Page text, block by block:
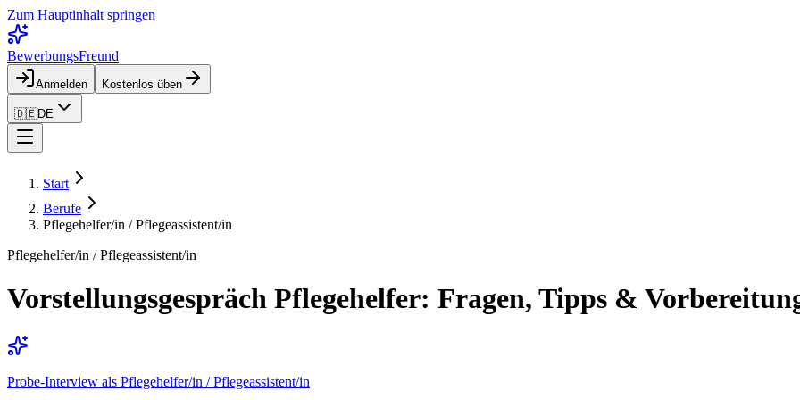
Zum Hauptinhalt springen
BewerbungsFreund
Anmelden Kostenlos üben
🇩🇪DE
Start
Berufe
Pflegehelfer/in / Pflegeassistent/in
Pflegehelfer/in / Pflegeassistent/in
Vorstellungsgespräch Pflegehelfer: Fragen, Tipps &
Probe-Interview als Pflegehelfer/in / Pflegeassistent/in